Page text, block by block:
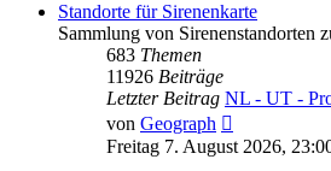
Standorte für Sirenenkarte
Sammlung von Sirenenstandorten
683 Themen
11926 Beiträge
Letzter Beitrag NL - UT -
von Geograph
Beitrag
Freitag 7. August 2026,